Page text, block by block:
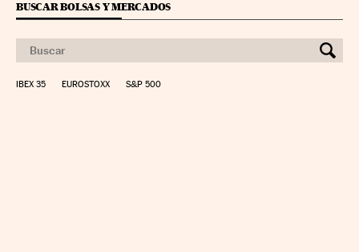
BUSCAR BOLSAS Y MERCADOS
IBEX 35 EUROSTOXX S&P 500